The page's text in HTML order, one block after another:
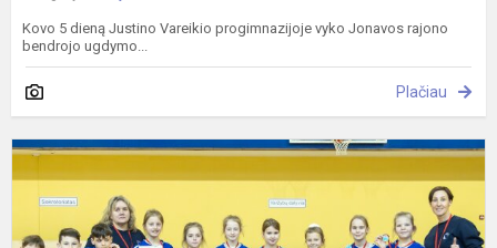
Kovo 5 dieną Justino Vareikio progimnazijoje vyko Jonavos rajono
bendrojo ugdymo...
Plačiau